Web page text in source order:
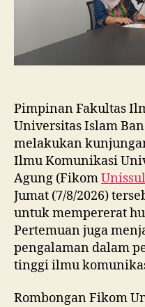
Pimpinan Fakultas
Universitas Islam
melakukan
Ilmu Komunikasi
Agung (Fikom
Jumat (7/8/2026)
untuk mempererat
Pertemuan juga
pengalaman dalam
tinggi ilmu
Rombongan Fikom